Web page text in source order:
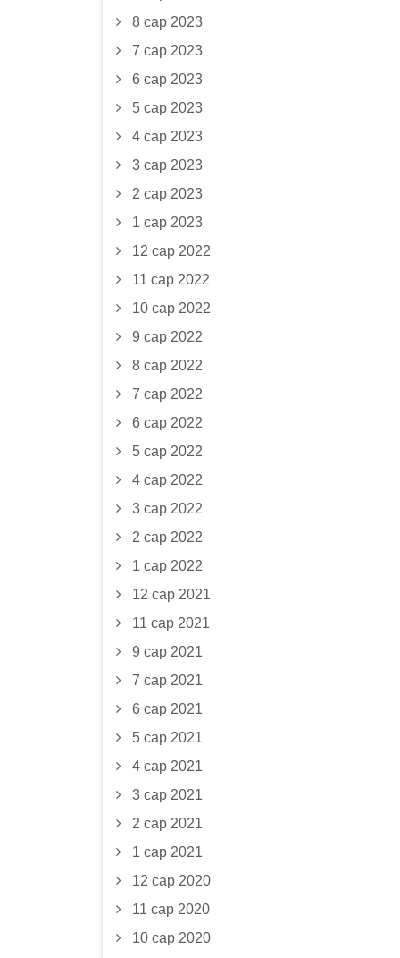
8 сар 2023
7 сар 2023
6 сар 2023
5 сар 2023
4 сар 2023
3 сар 2023
2 сар 2023
1 сар 2023
12 сар 2022
11 сар 2022
10 сар 2022
9 сар 2022
8 сар 2022
7 сар 2022
6 сар 2022
5 сар 2022
4 сар 2022
3 сар 2022
2 сар 2022
1 сар 2022
12 сар 2021
11 сар 2021
9 сар 2021
7 сар 2021
6 сар 2021
5 сар 2021
4 сар 2021
3 сар 2021
2 сар 2021
1 сар 2021
12 сар 2020
11 сар 2020
10 сар 2020